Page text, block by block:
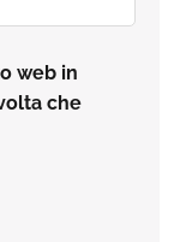
web in
che